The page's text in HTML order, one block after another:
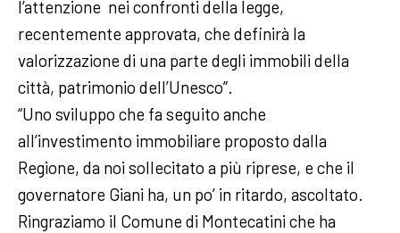
l’attenzione nei confronti della legge,
recentemente approvata, che definirà la
valorizzazione di una parte degli immobili della
città, patrimonio dell’Unesco”.
“Uno sviluppo che fa seguito anche
all’investimento immobiliare proposto dalla
Regione, da noi sollecitato a più riprese, e che il
governatore Giani ha, un po’ in ritardo, ascoltato.
Ringraziamo il Comune di Montecatini che ha